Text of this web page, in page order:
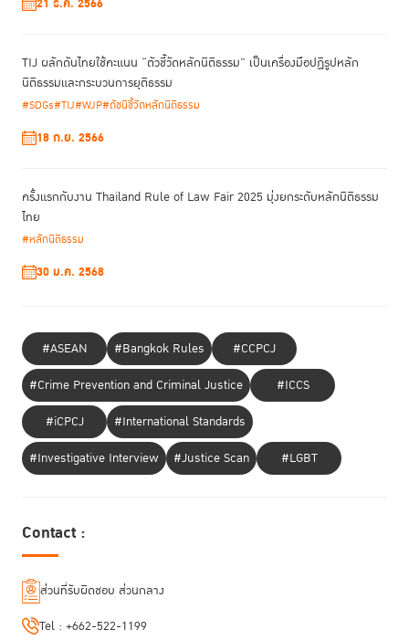
Framework นี้จะทำหน้าที่เป็น "เข็มทิศนโยบาย" ให้พรรคการเมืองนำไปใช้
สังคมที่โปร่งใสและยั่งยืน
ด้านดร. ศรีรักษ์ ผลิพัฒน์ผู้อำนวยการภูมิภาคเอเชียแปซิฟิก WJP กล่าวว่า
จากรายงานดัชนีหลักนิติธรรมประจำปี 2568 (WJP Rule of Law Index
2025) ประเทศไทย แม้จะเป็นการพิสูจน์ให้เห็นถึง 'ศักยภาพ' ในการรักษา
สถานะที่มีเสถียรภาพท่ามกลางกระแสถดถอยของหลักนิติธรรมทั่วโลก ด้วย
สังคมที่ตัวเลขกำลังเพิ่มสูงขึ้น รวมถึงอุปสรรคเชิงโครงสร้างในการออกใบ
ผู้แทนจาก WJP เชื่อมั่นว่า “ข้อมูลคือเข็มทิศของการปฏิรูป' และพร้อมให้การ
สนับสนุนประเทศไทยอย่างเต็มที่ ในการนำข้อมูลเชิงลึกเหล่านี้ไปแปลงเป็น
ยุทธศาสตร์ชาติ เพื่อปิดช่องว่างความเหลื่อมล้ำและยกระดับความโปร่งใส โดย
TIJ ผลักดันไทยใช้คะแนน “ตัวชี้วัดหลักนิติธรรม” เป็นเครื่องมือปฏิรูปหลัก
นิติธรรมและกระบวนการยุติธรรม
#SDGs#TIJ#WJP#ดัชนีชี้วัดหลักนิติธรรม
18 ก.ย. 2566
ครั้งแรกกับงาน Thailand Rule of Law Fair 2025 มุ่งยกระดับหลักนิติธรรม
ไทย
#หลักนิติธรรม
30 ม.ค. 2568
#ASEAN #Bangkok Rules
#CCPCJ
#Crime Prevention and Criminal Justice
#ICCS
#iCPCJ
#International Standards
#Investigative Interview
#Justice Scan #LGBT
Contact :
ส่วนที่รับผิดชอบ ส่วนกลาง
Tel : +662-522-1199